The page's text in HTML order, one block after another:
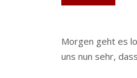
Morgen geht es
uns nun sehr,